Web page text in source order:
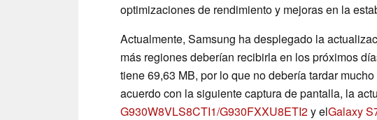
optimizaciones de rendimiento y mejoras en la
Actualmente, Samsung ha desplegado la
más regiones deberían recibirla en los próximos
tiene 69,63 MB, por lo que no debería tardar
acuerdo con la siguiente captura de pantalla, la
G930W8VLS8CTI1/G930FXXU8ETI2y elGalaxy